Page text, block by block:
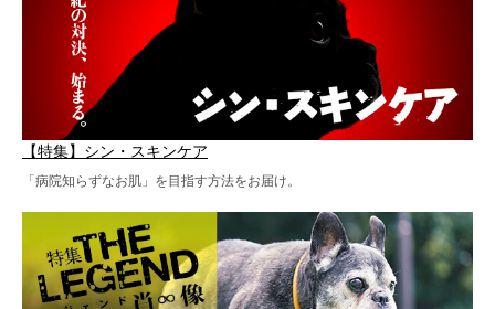
【特集】シン・スキンケア
「病院知らずなお肌」を目指す方法をお届け。